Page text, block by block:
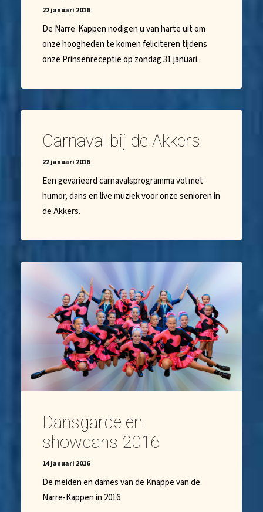
22 januari 2016
De Narre-Kappen nodigen u van harte uit om
onze hoogheden te komen feliciteren tijdens
onze Prinsenreceptie op zondag 31 januari.
Carnaval bij de Akkers
22 januari 2016
Een gevarieerd carnavalsprogramma vol met
humor, dans en live muziek voor onze senioren in
de Akkers.
Dansgarde en
showdans 2016
14 januari 2016
De meiden en dames van de Knappe van de
Narre-Kappen in 2016